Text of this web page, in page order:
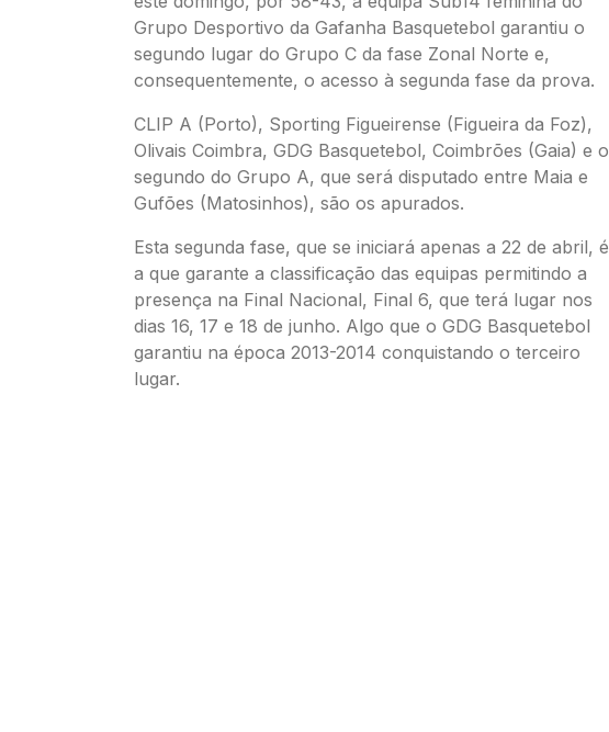
Grupo Desportivo da Gafanha Basquetebol garantiu o
segundo lugar do Grupo C da fase Zonal Norte e,
consequentemente, o acesso à segunda fase da prova.
CLIP A (Porto), Sporting Figueirense (Figueira da Foz),
Olivais Coimbra, GDG Basquetebol, Coimbrões (Gaia) e o
segundo do Grupo A, que será disputado entre Maia e
Gufões (Matosinhos), são os apurados.
Esta segunda fase, que se iniciará apenas a 22 de abril, é
a que garante a classificação das equipas permitindo a
presença na Final Nacional, Final 6, que terá lugar nos
dias 16, 17 e 18 de junho. Algo que o GDG Basquetebol
garantiu na época 2013-2014 conquistando o terceiro
lugar.